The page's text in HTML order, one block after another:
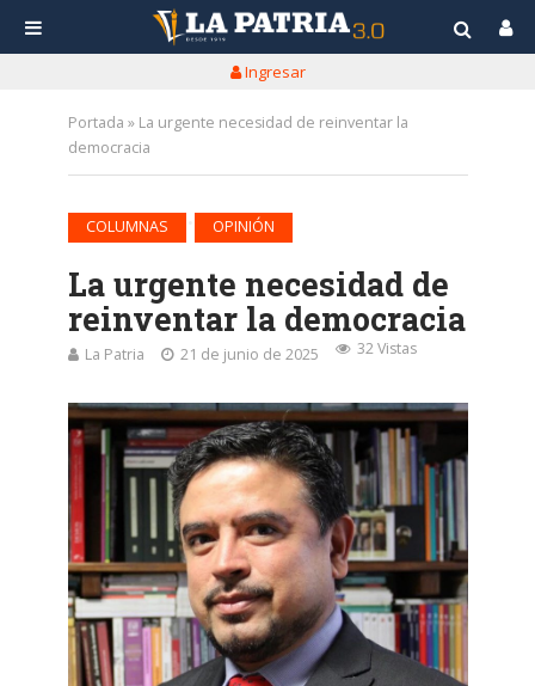
Ingresar
Portada » La urgente necesidad de reinventar la
democracia
COLUMNAS OPINIÓN
La urgente necesidad de
reinventar la democracia
La Patria 21 de junio de 2025 32 Vistas